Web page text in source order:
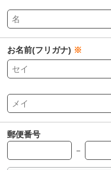
お名前(フリガナ) ※
郵便番号
－